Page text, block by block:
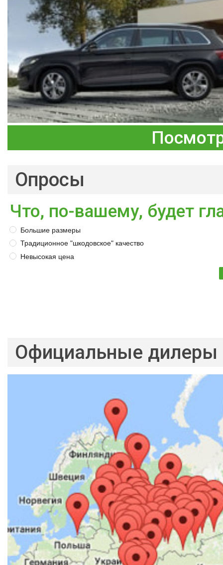
Опросы
Что, по-вашему, будет
Большие размеры
Традиционное "шкодовское" качество
Невысокая цена
Официальные дилеры